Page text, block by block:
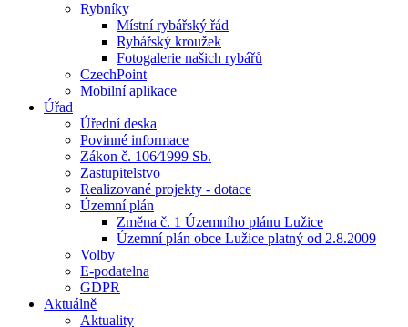
Rybníky
Místní rybářský řád
Rybářský kroužek
Fotogalerie našich rybářů
CzechPoint
Mobilní aplikace
Úřad
Úřední deska
Povinné informace
Zákon č. 106⁄1999 Sb.
Zastupitelstvo
Realizované projekty - dotace
Územní plán
Změna č. 1 Územního plánu Lužice
Územní plán obce Lužice platný od 2.8.2009
Volby
E-podatelna
GDPR
Aktuálně
Aktuality